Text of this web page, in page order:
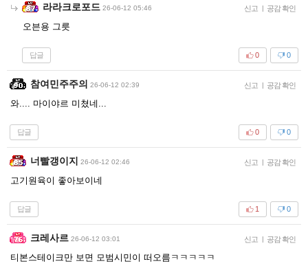
라라크로포드 26-06-12 05:46 신고 | 공감 확인
오븐용 그릇
답글 0
0
참여민주주의 26-06-12 02:39 신고 | 공감 확인
와.... 마이야르 미쳤네...
답글 0
0
너빨갱이지 26-06-12 02:46 신고 | 공감 확인
고기원육이 좋아보이네
답글 0
1
크레사르 26-06-12 03:01 신고 | 공감 확인
티본스테이크만 보면 모범시민이 떠오름ㅋㅋㅋㅋㅋ